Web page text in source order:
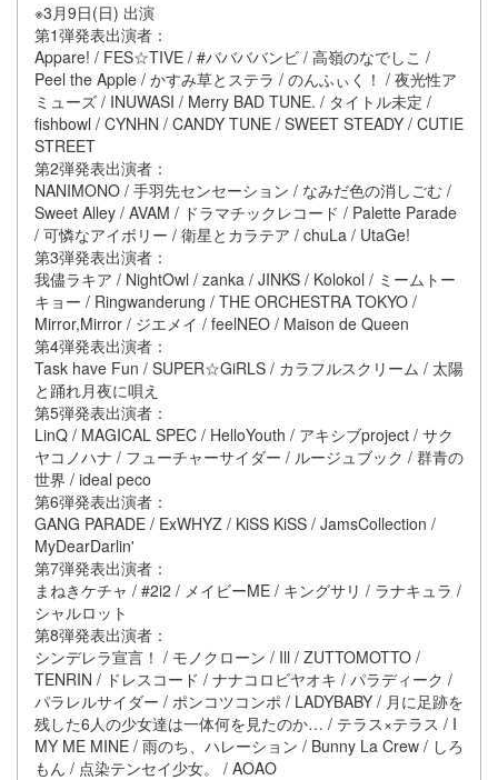
※3月9日(日) 出演
第1弾発表出演者：
Appare! / FES☆TIVE / #ババババンビ / 高嶺のなでしこ /
Peel the Apple / かすみ草とステラ / のんふぃく！ / 夜光性ア
ミューズ / INUWASI / Merry BAD TUNE. / タイトル未定 /
fishbowl / CYNHN / CANDY TUNE / SWEET STEADY / CUTIE
STREET
第2弾発表出演者：
NANIMONO / 手羽先センセーション / なみだ色の消しごむ /
Sweet Alley / AVAM / ドラマチックレコード / Palette Parade
/ 可憐なアイボリー / 衛星とカラテア / chuLa / UtaGe!
第3弾発表出演者：
我儘ラキア / NightOwl / zanka / JINKS / Kolokol / ミームトー
キョー / Ringwanderung / THE ORCHESTRA TOKYO /
Mirror,Mirror / ジエメイ / feelNEO / Maison de Queen
第4弾発表出演者：
Task have Fun / SUPER☆GiRLS / カラフルスクリーム / 太陽
と踊れ月夜に唄え
第5弾発表出演者：
LinQ / MAGICAL SPEC / HelloYouth / アキシブproject / サク
ヤコノハナ / フューチャーサイダー / ルージュブック / 群青の
世界 / ideal peco
第6弾発表出演者：
GANG PARADE / ExWHYZ / KiSS KiSS / JamsCollection /
MyDearDarlin'
第7弾発表出演者：
まねきケチャ / #2i2 / メイビーME / キングサリ / ラナキュラ /
シャルロット
第8弾発表出演者：
シンデレラ宣言！ / モノクローン / Ill / ZUTTOMOTTO /
TENRIN / ドレスコード / ナナコロビヤオキ / パラディーク /
パラレルサイダー / ポンコツコンポ / LADYBABY / 月に足跡を
残した6人の少女達は一体何を見たのか… / テラス×テラス / I
MY ME MINE / 雨のち、ハレーション / Bunny La Crew / しろ
もん / 点染テンセイ少女。 / AOAO